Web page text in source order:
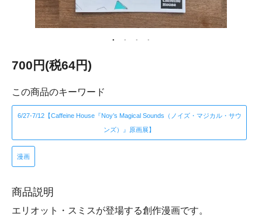
700円(税64円)
この商品のキーワード
6/27-7/12【Caffeine House『Noy’s Magical Sounds（ノイズ・マジカル・サウ
ンズ）』原画展】
漫画
商品説明
エリオット・スミスが登場する創作漫画です。